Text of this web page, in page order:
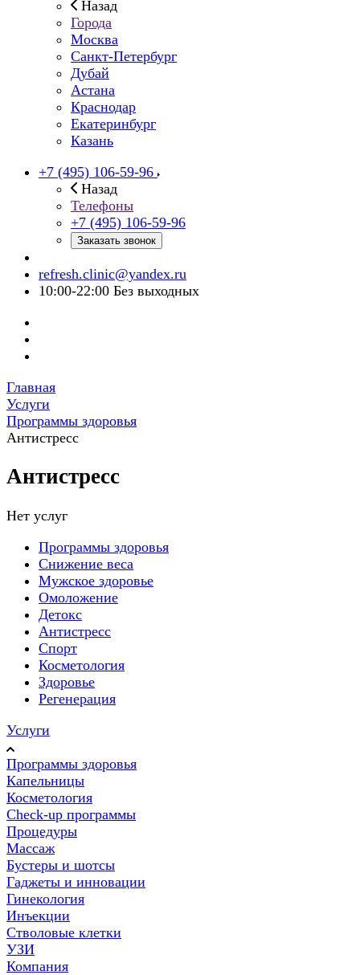
Назад
Города
Москва
Санкт-Петербург
Дубай
Астана
Краснодар
Екатеринбург
Казань
+7 (495) 106-59-96
Назад
Телефоны
+7 (495) 106-59-96
Заказать звонок
refresh.clinic@yandex.ru
10:00-22:00 Без выходных
Главная
Услуги
Программы здоровья
Антистресс
Антистресс
Нет услуг
Программы здоровья
Снижение веса
Мужское здоровье
Омоложение
Детокс
Антистресс
Спорт
Косметология
Здоровье
Регенерация
Услуги
Программы здоровья
Капельницы
Косметология
Check-up программы
Процедуры
Массаж
Бустеры и шотсы
Гаджеты и инновации
Гинекология
Инъекции
Стволовые клетки
УЗИ
Компания